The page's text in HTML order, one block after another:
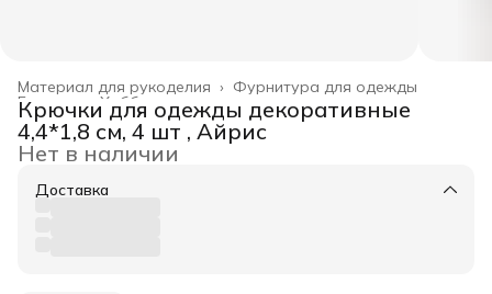
Фурнитура для одежды
Материал для рукоделия ›
Хобби и творчество ›
Главная ›
Крючки для одежды декоративные
4,4*1,8 см, 4 шт , Айрис
Нет в наличии
Доставка